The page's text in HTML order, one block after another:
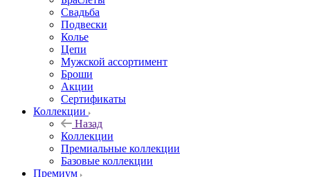
Свадьба
Подвески
Колье
Цепи
Мужской ассортимент
Броши
Акции
Сертификаты
Коллекции
Назад
Коллекции
Премиальные коллекции
Базовые коллекции
Премиум